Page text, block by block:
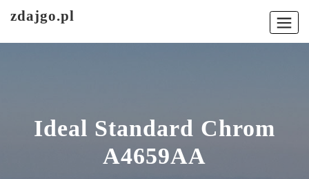
zdajgo.pl
Ideal Standard Chrom
A4659AA